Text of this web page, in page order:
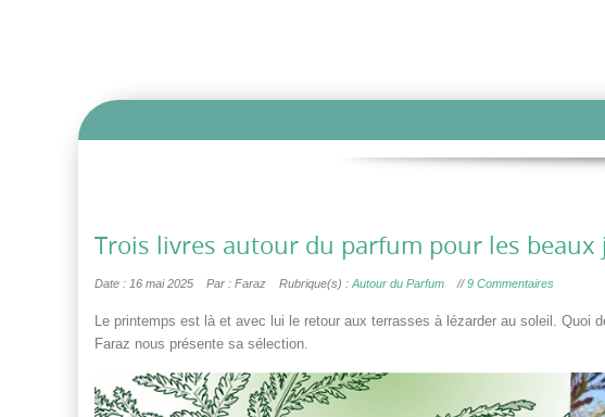
Trois livres autour du parfum pour les beaux
Date : 16 mai 2025 Par : Faraz Rubrique(s) : Autour du Parfum //9 Commentaires
Le printemps est là et avec lui le retour aux terrasses à lézarder au soleil. Quoi
Faraz nous présente sa sélection.